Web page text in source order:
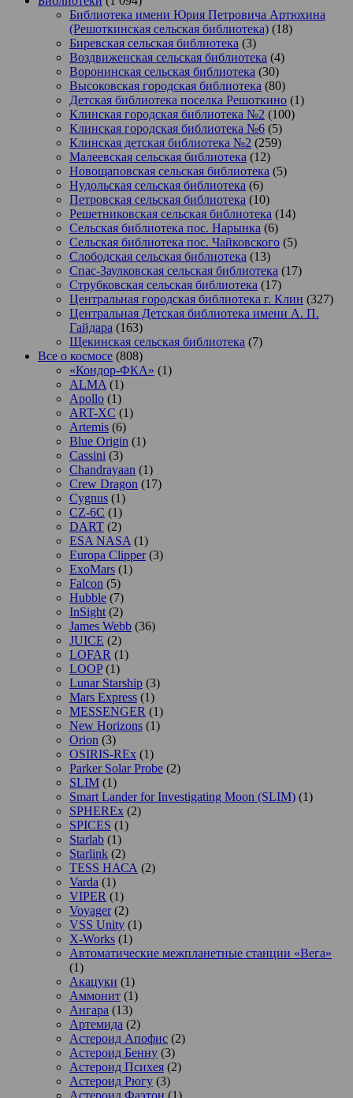
Библиотека имени Юрия Петровича Артюхина
(Решоткинская сельская библиотека) (18)
Биревская сельская библиотека (3)
Воздвиженская сельская библиотека (4)
Воронинская сельская библиотека (30)
Высоковская городская библиотека (80)
Детская библиотека поселка Решоткино (1)
Клинская городская библиотека №2 (100)
Клинская городская библиотека №6 (5)
Клинская детская библиотека №2 (259)
Малеевская сельская библиотека (12)
Новощаповская сельская библиотека (5)
Нудольская сельская библиотека (6)
Петровская сельская библиотека (10)
Решетниковская сельская библиотека (14)
Сельская библиотека пос. Нарынка (6)
Сельская библиотека пос. Чайковского (5)
Слободская сельская библиотека (13)
Спас-Заулковская сельская библиотека (17)
Струбковская сельская библиотека (17)
Центральная городская библиотека г. Клин (327)
Центральная Детская библиотека имени А. П.
Гайдара (163)
Щекинская сельская библиотека (7)
Все о космосе (808)
«Кондор-ФКА» (1)
ALMA (1)
Apollo (1)
ART-XC (1)
Artemis (6)
Blue Origin (1)
Cassini (3)
Chandrayaan (1)
Crew Dragon (17)
Cygnus (1)
CZ-6C (1)
DART (2)
ESA NASA (1)
Europa Clipper(3)
ExoMars (1)
Falcon (5)
Hubble (7)
InSight (2)
James Webb (36)
JUICE (2)
LOFAR (1)
LOOP(1)
Lunar Starship (3)
Mars Express (1)
MESSENGER (1)
New Horizons (1)
Orion (3)
OSIRIS-REx (1)
Parker Solar Probe (2)
SLIM (1)
Smart Lander for Investigating Moon (SLIM) (1)
SPHEREx (2)
SPICES (1)
Starlab (1)
Starlink (2)
TESS НАСА (2)
Varda (1)
VIPER (1)
Voyager(2)
VSS Unity (1)
X-Works (1)
Автоматические межпланетные станции «Вега»
(1)
Акацуки (1)
Аммонит (1)
Ангара (13)
Артемида (2)
Астероид Апофис (2)
Астероид Бенну (3)
Астероид Психея (2)
Астероид Рюгу (3)